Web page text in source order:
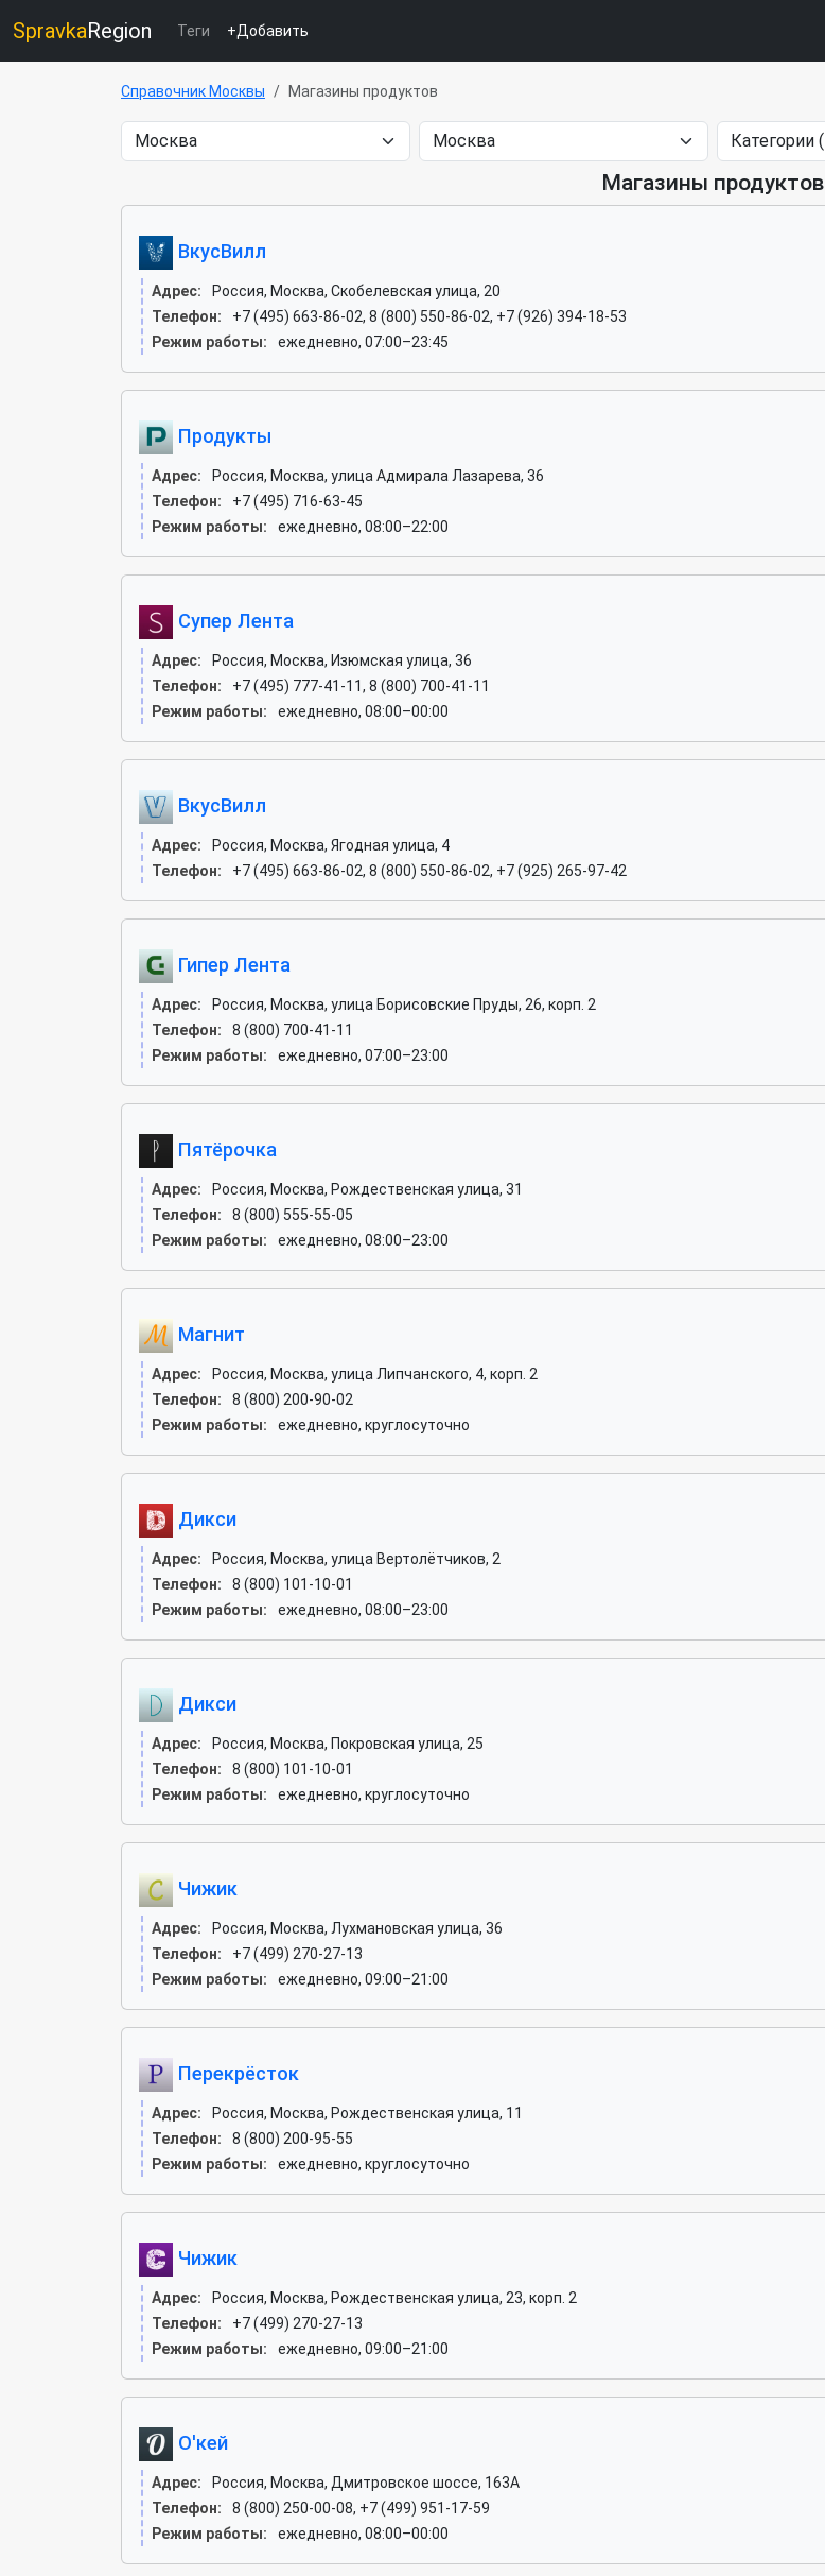
SpravkaRegion Теги +Добавить
Справочник Москвы Магазины продуктов
Магазины продуктов
ВкусВилл
Адрес:
Россия, Москва, Скобелевская улица, 20
Телефон:
+7 (495) 663-86-02, 8 (800) 550-86-02, +7 (926) 394-18-53
Режим работы:
ежедневно, 07:00–23:45
Продукты
Адрес:
Россия, Москва, улица Адмирала Лазарева, 36
Телефон:
+7 (495) 716-63-45
Режим работы:
ежедневно, 08:00–22:00
Супер Лента
Адрес:
Россия, Москва, Изюмская улица, 36
Телефон:
+7 (495) 777-41-11, 8 (800) 700-41-11
Режим работы:
ежедневно, 08:00–00:00
ВкусВилл
Адрес:
Россия, Москва, Ягодная улица, 4
Телефон:
+7 (495) 663-86-02, 8 (800) 550-86-02, +7 (925) 265-97-42
Гипер Лента
Адрес:
Россия, Москва, улица Борисовские Пруды, 26, корп. 2
Телефон:
8 (800) 700-41-11
Режим работы:
ежедневно, 07:00–23:00
Пятёрочка
Адрес:
Россия, Москва, Рождественская улица, 31
Телефон:
8 (800) 555-55-05
Режим работы:
ежедневно, 08:00–23:00
Магнит
Адрес:
Россия, Москва, улица Липчанского, 4, корп. 2
Телефон:
8 (800) 200-90-02
Режим работы:
ежедневно, круглосуточно
Дикси
Адрес:
Россия, Москва, улица Вертолётчиков, 2
Телефон:
8 (800) 101-10-01
Режим работы:
ежедневно, 08:00–23:00
Дикси
Адрес:
Россия, Москва, Покровская улица, 25
Телефон:
8 (800) 101-10-01
Режим работы:
ежедневно, круглосуточно
Чижик
Адрес:
Россия, Москва, Лухмановская улица, 36
Телефон:
+7 (499) 270-27-13
Режим работы:
ежедневно, 09:00–21:00
Перекрёсток
Адрес:
Россия, Москва, Рождественская улица, 11
Телефон:
8 (800) 200-95-55
Режим работы:
ежедневно, круглосуточно
Чижик
Адрес:
Россия, Москва, Рождественская улица, 23, корп. 2
Телефон:
+7 (499) 270-27-13
Режим работы:
ежедневно, 09:00–21:00
О'кей
Адрес:
Россия, Москва, Дмитровское шоссе, 163А
Телефон:
8 (800) 250-00-08, +7 (499) 951-17-59
Режим работы:
ежедневно, 08:00–00:00